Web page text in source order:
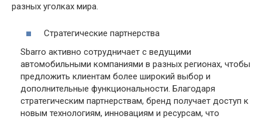
разных уголках мира.
Стратегические партнерства
Sbarro активно сотрудничает с ведущими
автомобильными компаниями в разных регионах, чтобы
предложить клиентам более широкий выбор и
дополнительные функциональности. Благодаря
стратегическим партнерствам, бренд получает доступ к
новым технологиям, инновациям и ресурсам, что